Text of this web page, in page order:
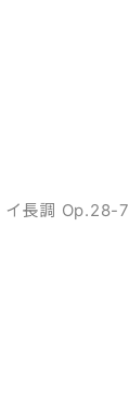
イ長調 Op.28-7